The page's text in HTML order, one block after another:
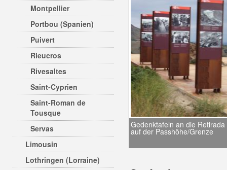
Montpellier
Portbou (Spanien)
Puivert
Rieucros
Rivesaltes
Saint-Cyprien
Saint-Roman de
Tousque
Servas
Limousin
Lothringen (Lorraine)
Gedenktafeln an die Retirada
auf der Passhöhe/Grenze